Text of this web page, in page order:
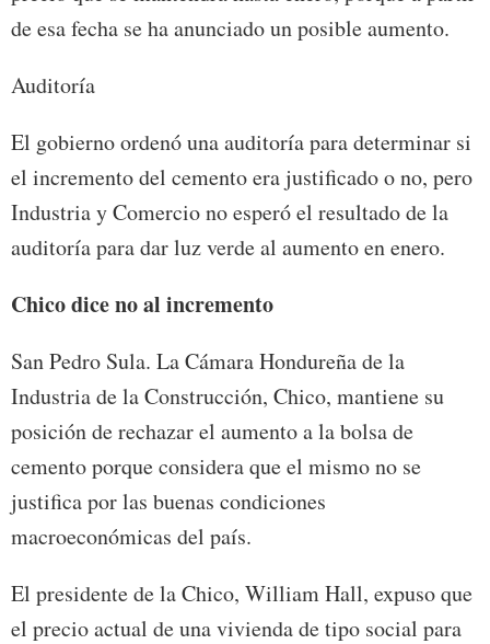
de esa fecha se ha anunciado un posible aumento.
Auditoría
El gobierno ordenó una auditoría para determinar si
el incremento del cemento era justificado o no, pero
Industria y Comercio no esperó el resultado de la
auditoría para dar luz verde al aumento en enero.
Chico dice no al incremento
San Pedro Sula. La Cámara Hondureña de la
Industria de la Construcción, Chico, mantiene su
posición de rechazar el aumento a la bolsa de
cemento porque considera que el mismo no se
justifica por las buenas condiciones
macroeconómicas del país.
El presidente de la Chico, William Hall, expuso que
el precio actual de una vivienda de tipo social para